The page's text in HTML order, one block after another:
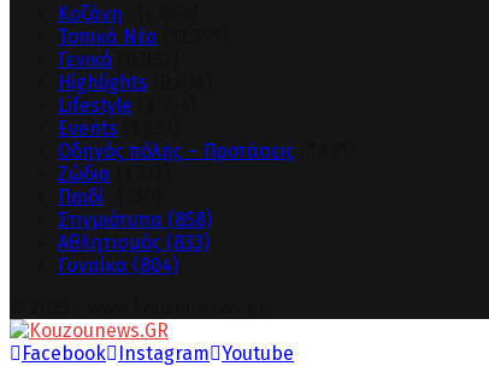
Κοζάνη
Τοπικά Νέα
Γενικά
Highlights
Lifestyle
Events
Οδηγός πόλης – Προτάσεις
Ζώδια
Παιδί
Στιγμιότυπα (858)
Αθλητισμός (833)
Γυναίκα (804)
Facebook
Instagram Youtube